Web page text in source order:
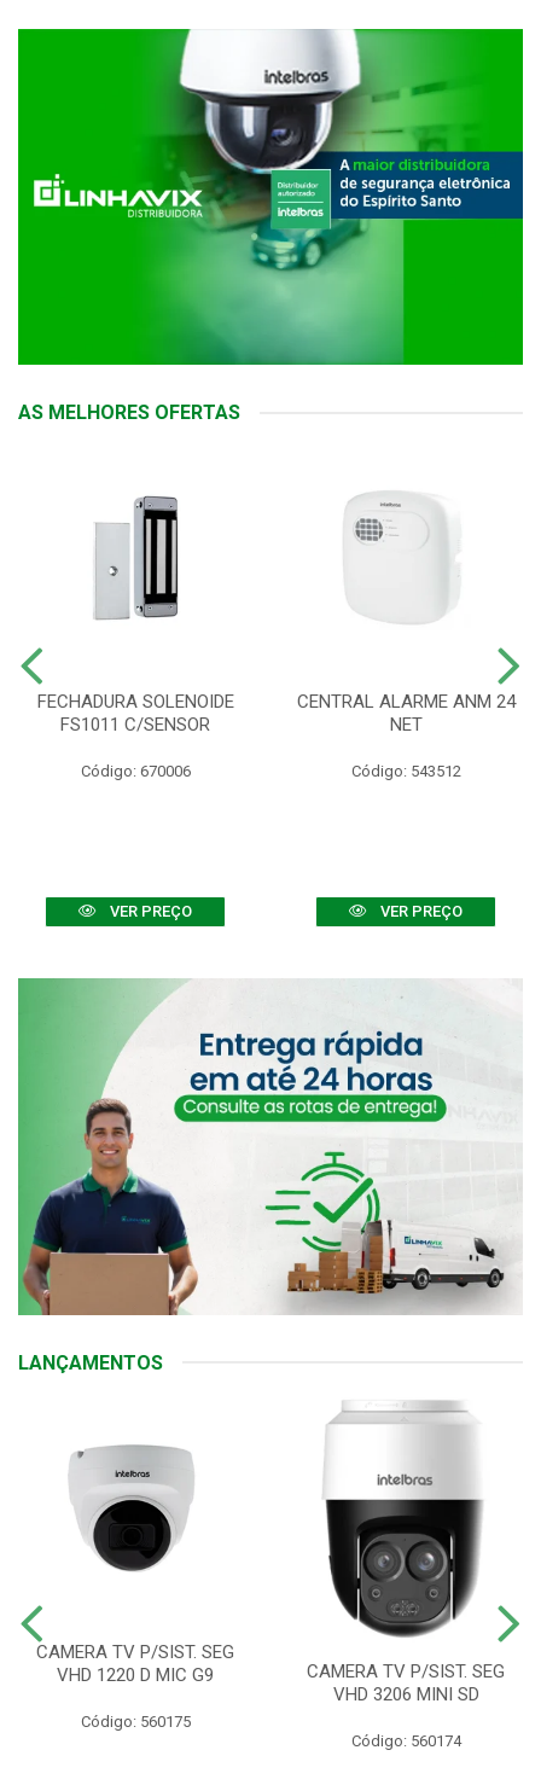
AS MELHORES OFERTAS
FECHADURA SOLENOIDE
FS1011 C/SENSOR
Código: 670006
VER PREÇO
CENTRAL ALARME ANM 24
NET
Código: 543512
VER PREÇO
LANÇAMENTOS
CAMERA TV P/SIST. SEG
VHD 1220 D MIC G9
Código: 560175
CAMERA TV P/SIST. SEG
VHD 3206 MINI SD
Código: 560174